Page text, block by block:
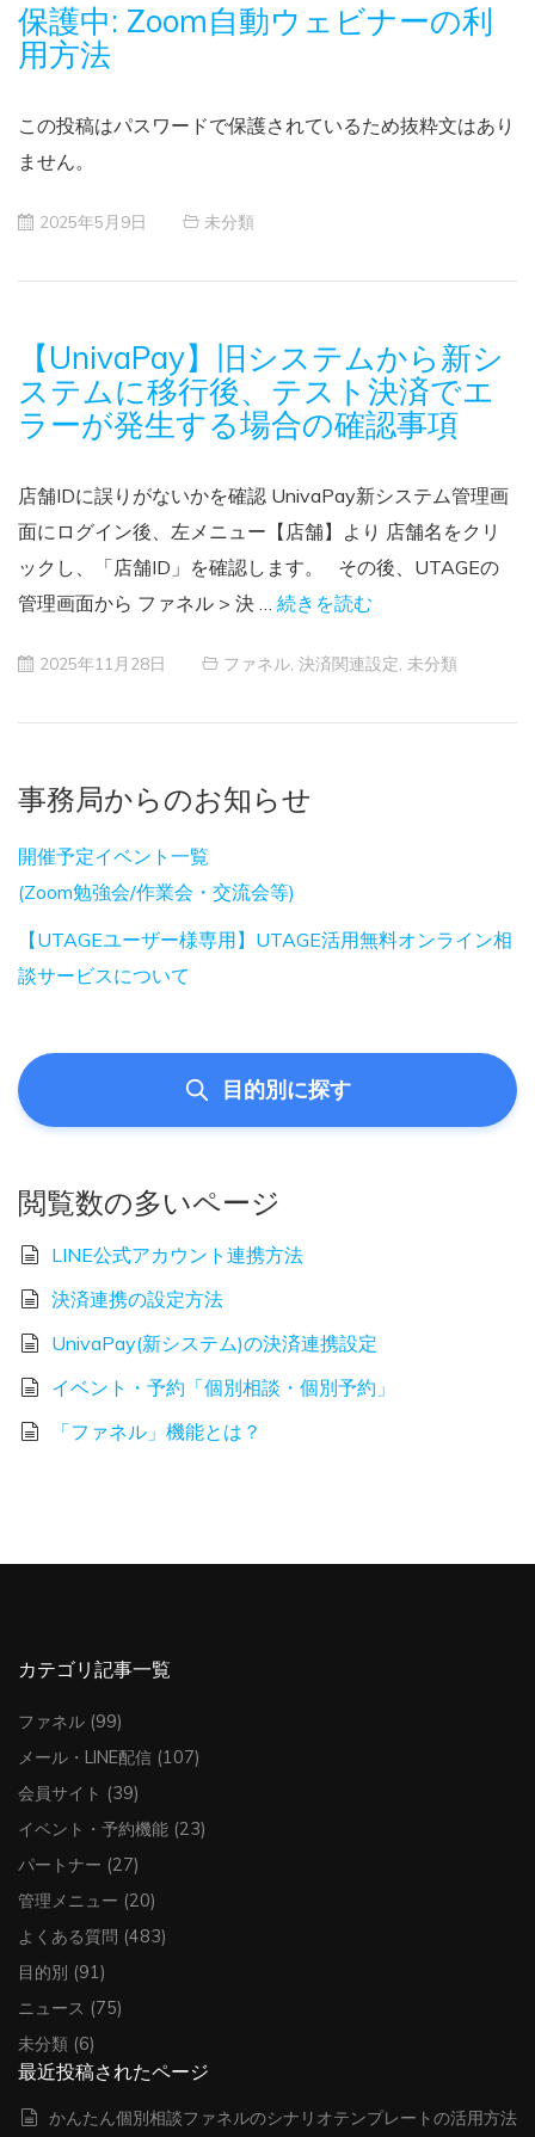
保護中: Zoom自動ウェビナーの利
用方法
この投稿はパスワードで保護されているため抜粋文はあり
ません。
2025年5月9日 未分類
【UnivaPay】旧システムから新シ
ステムに移行後、テスト決済でエ
ラーが発生する場合の確認事項
店舗IDに誤りがないかを確認 UnivaPay新システム管理画
面にログイン後、左メニュー【店舗】より 店舗名をクリ
ックし、「店舗ID」を確認します。 その後、UTAGEの
管理画面から ファネル > 決 … 続きを読む
2025年11月28日 ファネル 決済関連設定 未分類
事務局からのお知らせ
開催予定イベント一覧
(Zoom勉強会/作業会・交流会等)
【UTAGEユーザー様専用】UTAGE活用無料オンライン相
談サービスについて
目的別に探す
閲覧数の多いページ
LINE公式アカウント連携方法
決済連携の設定方法
UnivaPay(新システム)の決済連携設定
イベント・予約「個別相談・個別予約」
「ファネル」機能とは？
カテゴリ記事一覧
ファネル (99)
メール・LINE配信 (107)
会員サイト (39)
イベント・予約機能 (23)
パートナー (27)
管理メニュー (20)
よくある質問 (483)
目的別 (91)
ニュース (75)
未分類 (6)
最近投稿されたページ
かんたん個別相談ファネルのシナリオテンプレートの活用方法